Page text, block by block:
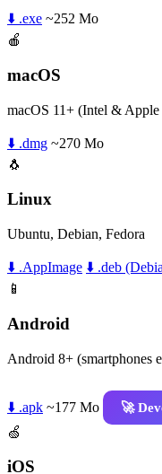
⬇️ .exe ~252 Mo
🍎
macOS
macOS 11+ (Intel &
⬇️ .dmg ~270 Mo
🐧
Linux
Ubuntu, Debian, Fedora
⬇️ .AppImage ⬇️ .deb
📱
Android
Android 8+ (smartphones
⬇️ .apk ~177 Mo
🚀
🍏
iOS